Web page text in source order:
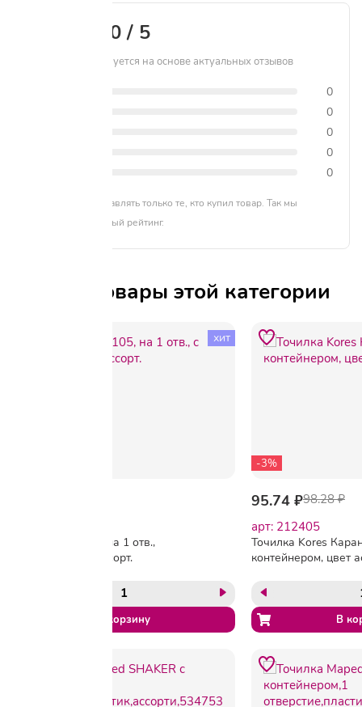
0 / 5
Рейтинг формируется на основе актуальных отзывов
0
0
0
0
0
Отзывы могут оставлять только те, кто купил товар. Так мы
формируем честный рейтинг.
Другие товары этой категории
хит
Точилка APS105, на 1 отв.,
с конт., цвета в ассорт.
-3%
95.74 ₽98.28 ₽
арт: 212405
Точилка Kores
контейнером, цвет